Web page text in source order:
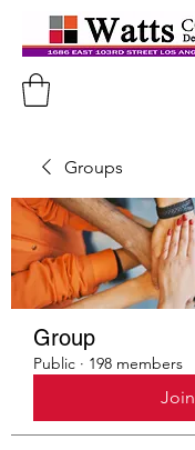
Groups
Group
Public · 198 members
Join